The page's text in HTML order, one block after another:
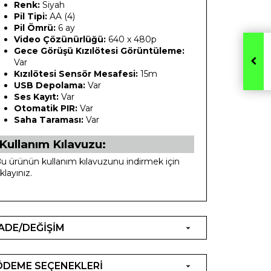
Renk: Siyah
Pil Tipi: AA (4)
Pil Ömrü: 6 ay
Video Çözünürlüğü: 640 x 480p
Gece Görüşü Kızılötesi Görüntüleme:
Var
Kızılötesi Sensör Mesafesi: 15m
USB Depolama: Var
Ses Kayıt: Var
Otomatik PIR: Var
Saha Taraması: Var
Kılavuzu:
ürünün kullanım kılavuzunu indirmek için
DEĞİŞİM
SEÇENEKLERİ